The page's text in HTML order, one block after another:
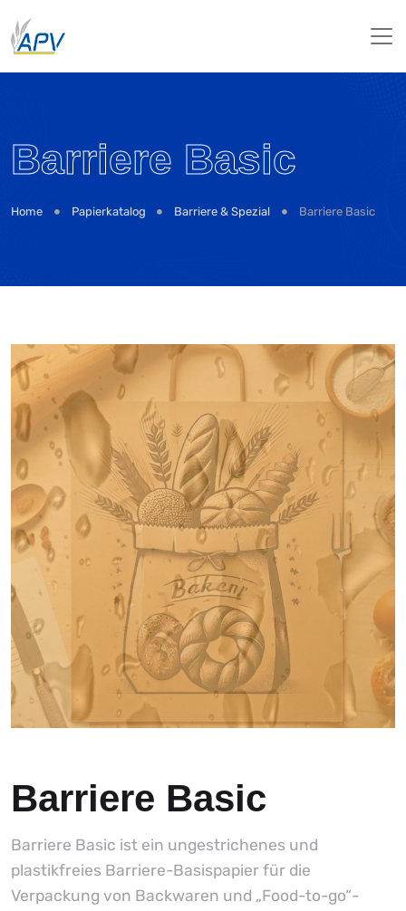
Barriere Basic
Home Papierkatalog Barriere & Spezial Barriere Basic
Barriere Basic
Barriere Basic ist ein ungestrichenes und
plastikfreies Barriere-Basispapier für die
Verpackung von Backwaren und „Food-to-go“-